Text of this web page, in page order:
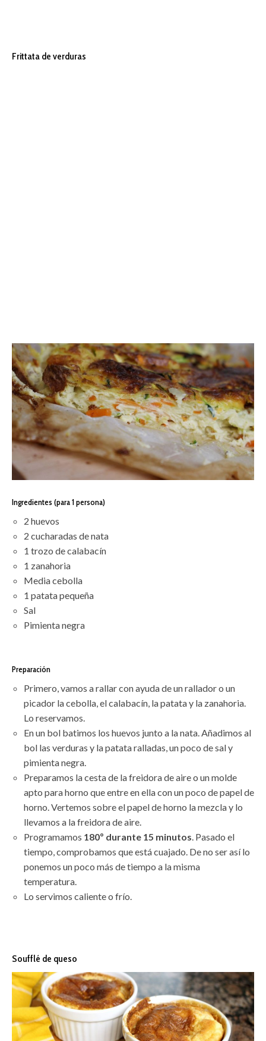
Frittata de verduras
Ingredientes (para 1 persona)
2 huevos
2 cucharadas de nata
1 trozo de calabacín
1 zanahoria
Media cebolla
1 patata pequeña
Sal
Pimienta negra
Preparación
Primero, vamos a rallar con ayuda de un rallador o un
picador la cebolla, el calabacín, la patata y la zanahoria.
Lo reservamos.
En un bol batimos los huevos junto a la nata. Añadimos al
bol las verduras y la patata ralladas, un poco de sal y
pimienta negra.
Preparamos la cesta de la freidora de aire o un molde
apto para horno que entre en ella con un poco de papel de
horno. Vertemos sobre el papel de horno la mezcla y lo
llevamos a la freidora de aire.
Programamos 180º durante 15 minutos. Pasado el
tiempo, comprobamos que está cuajado. De no ser así lo
ponemos un poco más de tiempo a la misma
temperatura.
Lo servimos caliente o frío.
Soufflé de queso